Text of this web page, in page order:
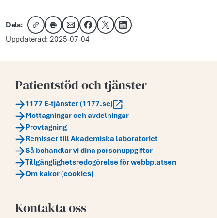
Dela:
Kopiera länk
Skriv utDela via e-post
Dela på Facebook
Dela på XDela på LinkedIn
Uppdaterad: 2025-07-04
Patientstöd och tjänster
1177 E-tjänster (1177.se)
Mottagningar och avdelningar
Provtagning
Remisser till Akademiska laboratoriet
Så behandlar vi dina personuppgifter
Tillgänglighetsredogörelse för webbplatsen
Om kakor (cookies)
Kontakta oss